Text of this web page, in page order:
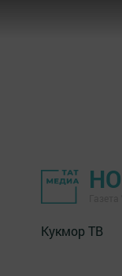
Кукмор ТВ